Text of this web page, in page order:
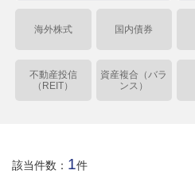
海外株式 国内債券
不動産投信
（REIT）
資産複合（バラ
ンス）
該当件数： 1件